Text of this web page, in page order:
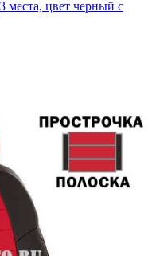
места, цвет черный с